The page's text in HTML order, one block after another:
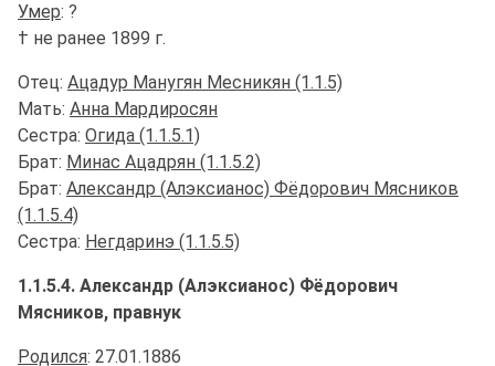
Умер: ?
† не ранее 1899 г.
Отец: Ацадур Манугян Месникян (1.1.5)
Мать: Анна Мардиросян
Сестра: Огида (1.1.5.1)
Брат: Минас Ацадрян (1.1.5.2)
Брат: Александр (Алэксианос) Фёдорович Мясников
(1.1.5.4)
Сестра: Негдаринэ (1.1.5.5)
1.1.5.4. Александр (Алэксианос) Фёдорович
Мясников, правнук
Родился: 27.01.1886